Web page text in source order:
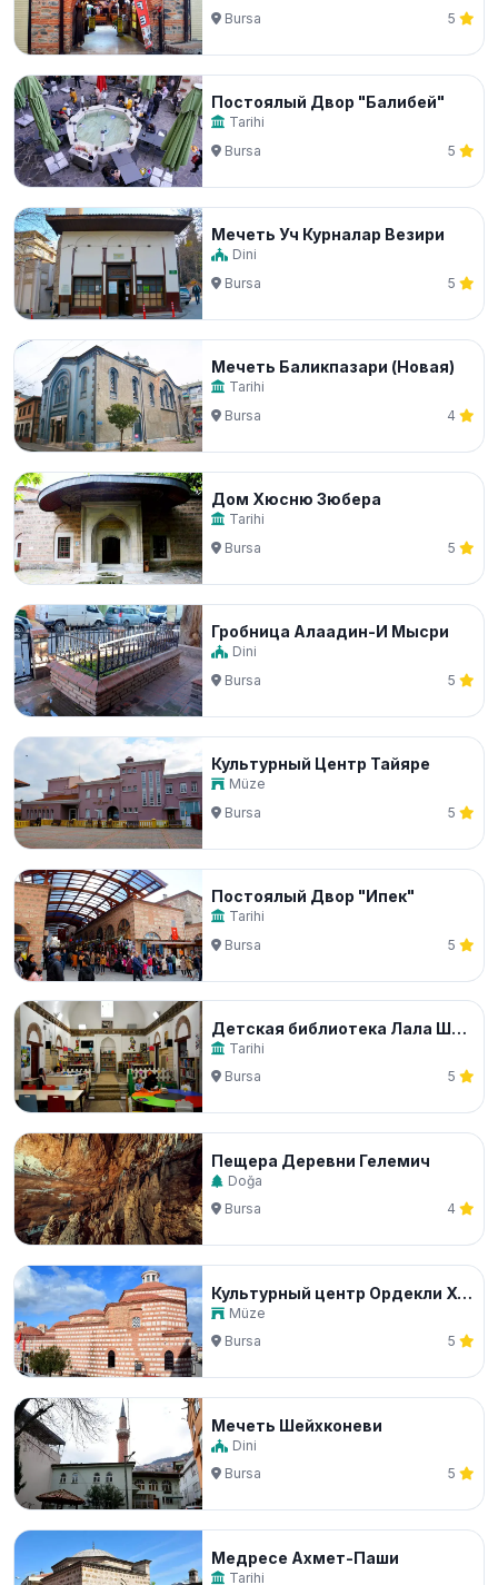
Bursa
5
Постоялый Двор "Балибей"
Tarihi
Bursa
5
Мечеть Уч Курналар Везири
Dini
Bursa
5
Мечеть Баликпазари (Новая)
Tarihi
Bursa
4
Дом Хюсню Зюбера
Tarihi
Bursa
5
Гробница Алаадин-И Мысри
Dini
Bursa
5
Культурный Центр Тайяре
Müze
Bursa
5
Постоялый Двор "Ипек"
Tarihi
Bursa
5
Детская библиотека Лала Шахина-паши
Tarihi
Bursa
5
Пещера Деревни Гелемич
Doğa
Bursa
4
Культурный центр Ордекли Хамамы
Müze
Bursa
5
Мечеть Шейхконеви
Dini
Bursa
5
Медресе Ахмет-Паши
Tarihi